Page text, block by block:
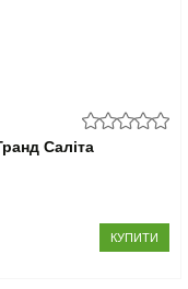
Саліта
КУПИТИ